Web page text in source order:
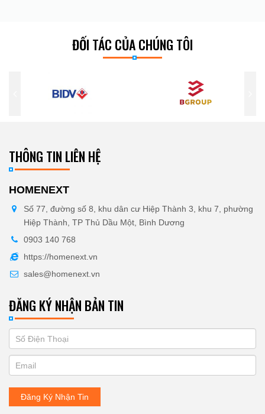
ĐỐI TÁC CỦA CHÚNG TÔI
THÔNG TIN LIÊN HỆ
HOMENEXT
Số 77, đường số 8, khu dân cư Hiệp Thành 3, khu 7, phường
Hiệp Thành, TP Thủ Dầu Một, Bình Dương
0903 140 768
https://homenext.vn
sales@homenext.vn
ĐĂNG KÝ NHẬN BẢN TIN
ĐĂNG
KÝ
NHẬN
BẢN
you
are
human,
leave
this
Đăng Ký Nhận Tin